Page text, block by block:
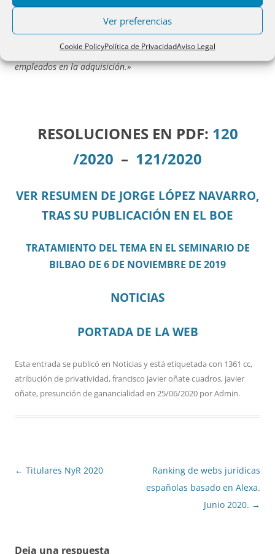
Ver preferencias
Cookie PolicyPolítica de PrivacidadAviso Legal
Civil; y, como alega el recurrente, en la escritura calificada
queda explicitado el carácter oneroso del negocio entre los
esposos, en el sentido de que hay una perfecta conmutatividad
sinalagmática entre el carácter de lo adquirido y los fondos
empleados en la adquisición.»
RESOLUCIONES EN PDF: 120
/2020 – 121/2020
VER RESUMEN DE JORGE LÓPEZ NAVARRO,
TRAS SU PUBLICACIÓN EN EL BOE
TRATAMIENTO DEL TEMA EN EL SEMINARIO DE
BILBAO DE 6 DE NOVIEMBRE DE 2019
NOTICIAS
PORTADA DE LA WEB
Esta entrada se publicó en Noticiasy está etiquetada con 1361 cc,
atribución de privatividad,francisco javier oñate cuadros, javier
oñate, presunción de ganancialidad en 25/06/2020 porAdmin.
Navegación
← Titulares NyR 2020
Ranking de webs jurídicas
españolas basado en Alexa.
Junio 2020. →
Deja una respuesta